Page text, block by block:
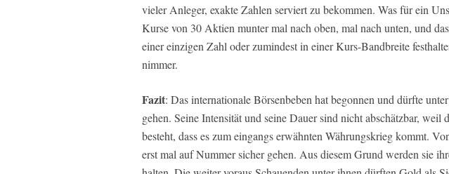
vieler Anleger, exakte Zahlen serviert zu bekommen. Was für ein
Kurse von 30 Aktien munter mal nach oben, mal nach unten, und
einer einzigen Zahl oder zumindest in einer Kurs-Bandbreite
nimmer.
Fazit: Das internationale Börsenbeben hat begonnen und dürfte
gehen. Seine Intensität und seine Dauer sind nicht abschätzbar, weil
besteht, dass es zum eingangs erwähnten Währungskrieg kommt.
erst mal auf Nummer sicher gehen. Aus diesem Grund werden sie